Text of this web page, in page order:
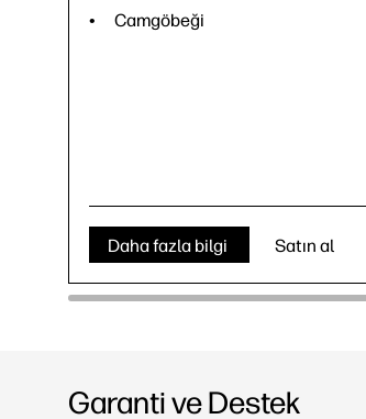
Camgöbeği
Daha fazla bilgi Satın al
Garanti ve Destek